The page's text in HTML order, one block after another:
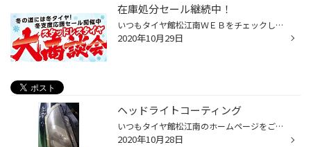
在庫処分セール継続中！
いつもタイヤ館松江南ＷＥＢをチェックして頂きありがとございます！ 気温も下がりだんだんと寒くなってきましたね！ 体調にはお気を付け下さい！ またスタッドレスタイヤの準備もお早目に(^^)/ タイヤ館松江南では在庫処分セールやタイヤ大商談会も開催してますので ぜひ冬用タイヤならタイヤ館へ...
2020年10月29日
ヘッドライトコーティング
いつもタイヤ館松江南のホームページをご覧いただきありがとうございます。 今回はヘッドライトのお話です。 ヘッドライトがくすんで、暗くなったり見た目が悪くなっていませんか？ 当店ではanyanyのヘッドライトコーティングを実施しています・ こちらがくすんで白っぽくなったヘッドライトです。 ...
2020年10月28日